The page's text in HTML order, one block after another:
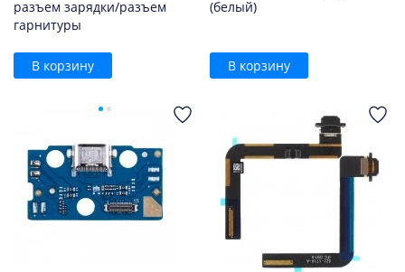
разъем зарядки/разъем
гарнитуры
В корзину
(белый)
В корзину